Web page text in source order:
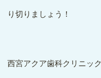
り切りましょう！
西宮アクア歯科クリニック